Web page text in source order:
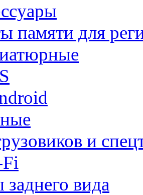
памяти для
и
вида